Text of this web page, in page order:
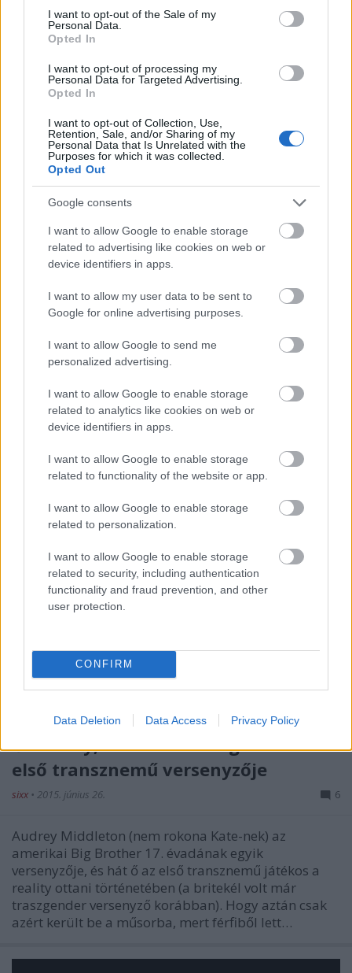
consent section.
I want to opt-out of the Sale of my
Personal Data.
Opted In
I want to opt-out of processing my
Personal Data for Targeted Advertising.
Opted In
I want to opt-out of Collection, Use,
Retention, Sale, and/or Sharing of my
Personal Data that Is Unrelated with the
Purposes for which it was collected.
Opted Out
Google consents
I want to allow Google to enable storage
related to advertising like cookies on web or
device identifiers in apps.
I want to allow my user data to be sent to
Google for online advertising purposes.
I want to allow Google to send me
personalized advertising.
I want to allow Google to enable storage
related to analytics like cookies on web or
device identifiers in apps.
I want to allow Google to enable storage
related to functionality of the website or app.
I want to allow Google to enable storage
related to personalization.
I want to allow Google to enable storage
related to security, including authentication
functionality and fraud prevention, and other
user protection.
CONFIRM
Data Deletion Data Access Privacy Policy
Napi kötelező Trónok harca-
-Szűcs Gyula-•2015. június 26.
Itt a Scream sorozatverziójának első
nyolc perce
2015. június 26.
Jó? Nem jó? Kommentekben tessen véleményezni.
Ő Audrey, az amerikai Big Brother
első transznemű versenyzője
sixx • 2015. június 26. 6
Audrey Middleton (nem rokona Kate-nek) az
amerikai Big Brother 17. évadának egyik
versenyzője, és hát ő az első transznemű játékos a
reality ottani történetében (a britekél volt már
traszgender versenyző korábban). Hogy aztán csak
azért került be a műsorba, mert férfiből lett…